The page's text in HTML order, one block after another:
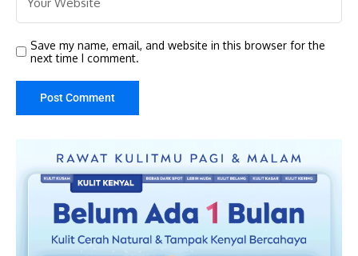
Save my name, email, and website in this browser for the
next time I comment.